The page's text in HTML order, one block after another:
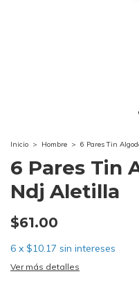
Inicio > Hombre > 6 Pares Tin
6 Pares Tin
Ndj Aletilla
$61.00
6 x $10.17 sin intereses
Ver más detalles